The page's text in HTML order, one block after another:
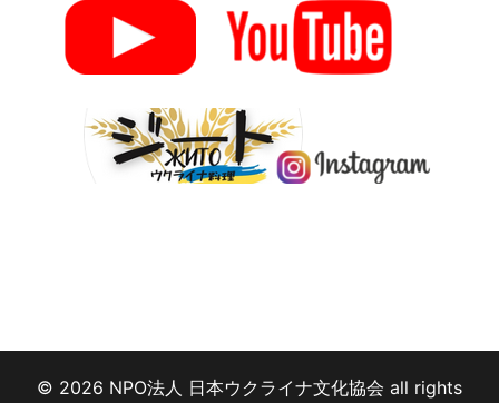
© 2026 NPO法人 日本ウクライナ文化協会 all rights